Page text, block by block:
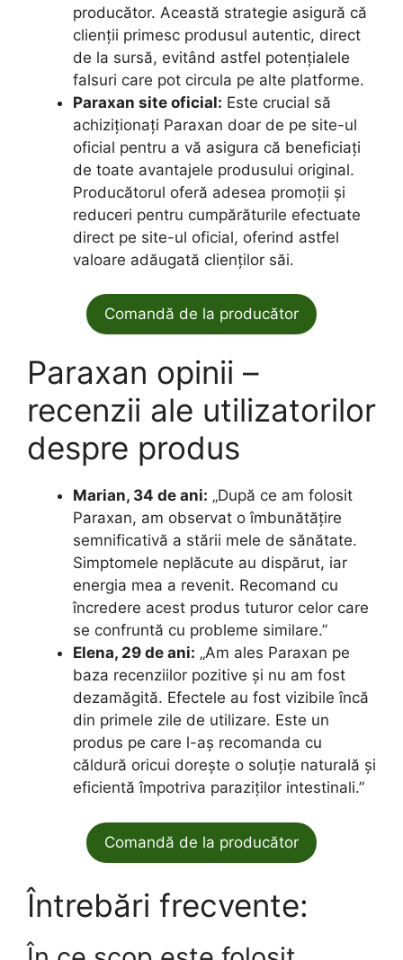
producător. Această strategie asigură că
clienții primesc produsul autentic, direct
de la sursă, evitând astfel potențialele
falsuri care pot circula pe alte platforme.
Paraxan site oficial: Este crucial să
achiziționați Paraxan doar de pe site-ul
oficial pentru a vă asigura că beneficiați
de toate avantajele produsului original.
Producătorul oferă adesea promoții și
reduceri pentru cumpărăturile efectuate
direct pe site-ul oficial, oferind astfel
valoare adăugată clienților săi.
Comandă de la producător
Paraxan opinii –
recenzii ale utilizatorilor
despre produs
Marian, 34 de ani: „După ce am folosit
Paraxan, am observat o îmbunătățire
semnificativă a stării mele de sănătate.
Simptomele neplăcute au dispărut, iar
energia mea a revenit. Recomand cu
încredere acest produs tuturor celor care
se confruntă cu probleme similare.”
Elena, 29 de ani: „Am ales Paraxan pe
baza recenziilor pozitive și nu am fost
dezamăgită. Efectele au fost vizibile încă
din primele zile de utilizare. Este un
produs pe care l-aș recomanda cu
căldură oricui dorește o soluție naturală și
eficientă împotriva paraziților intestinali.”
Comandă de la producător
Întrebări frecvente: